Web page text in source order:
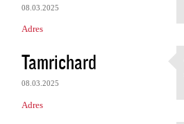
08.03.2025
Adres
Tamrichard
08.03.2025
Adres